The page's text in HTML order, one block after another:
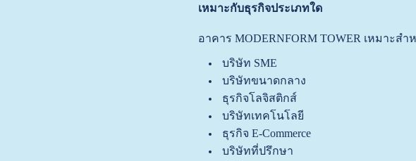
เหมาะกับธุรกิจประเภทใด
อาคาร MODERNFORM TOWER เหมาะส
บริษัท SME
บริษัทขนาดกลาง
ธุรกิจโลจิสติกส์
บริษัทเทคโนโลยี
ธุรกิจ E-Commerce
บริษัทที่ปรึกษา